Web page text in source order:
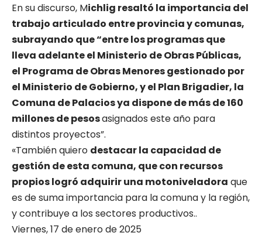
En su discurso, Michlig resaltó la importancia del
trabajo articulado entre provincia y comunas,
subrayando que “entre los programas que
lleva adelante el Ministerio de Obras Públicas,
el Programa de Obras Menores gestionado por
el Ministerio de Gobierno, y el Plan Brigadier, la
Comuna de Palacios ya dispone de más de 160
millones de pesosasignados este año para
distintos proyectos”.
«También quiero destacar la capacidad de
gestión de esta comuna, que con recursos
propios logró adquirir una motoniveladora que
es de suma importancia para la comuna y la región,
y contribuye a los sectores productivos..
Viernes, 17 de enero de 2025